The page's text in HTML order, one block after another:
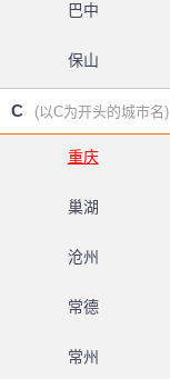
巴中
保山
C (以C为开头的城市名)
重庆
巢湖
沧州
常德
常州